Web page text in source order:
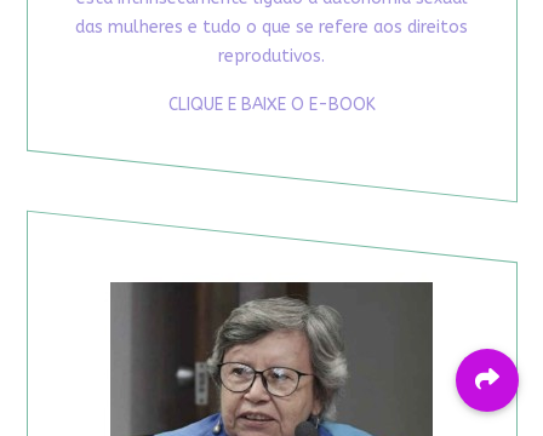
das mulheres e tudo o que se refere aos direitos
reprodutivos.
CLIQUE E BAIXE O E-BOOK